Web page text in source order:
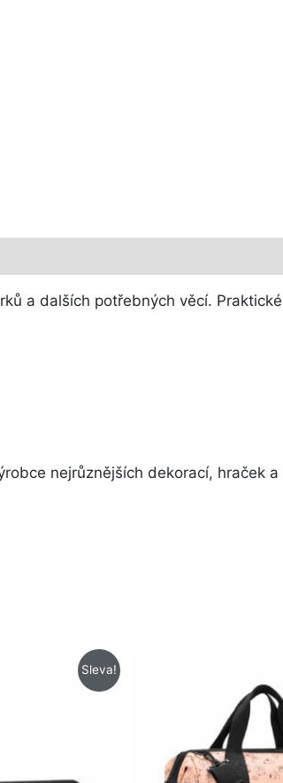
a dalších potřebných věcí.
nejrůznějších dekorací, hraček
Sleva!